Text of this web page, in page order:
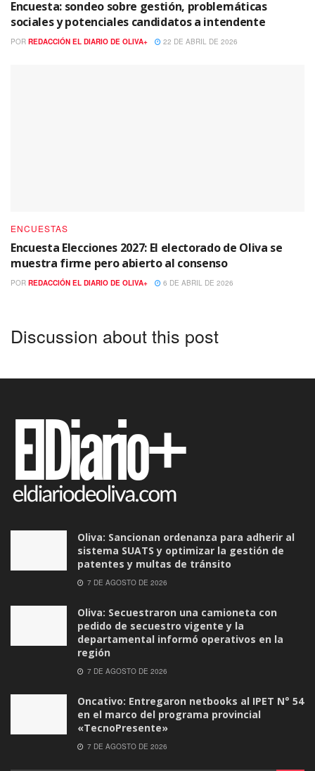
Encuesta: sondeo sobre gestión, problemáticas
sociales y potenciales candidatos a intendente
POR REDACCIÓN EL DIARIO DE OLIVA+ 22 DE ABRIL DE 2026
ENCUESTAS
Encuesta Elecciones 2027: El electorado de Oliva se
muestra firme pero abierto al consenso
POR REDACCIÓN EL DIARIO DE OLIVA+ 6 DE ABRIL DE 2026
Discussion about this post
Oliva: Sancionan ordenanza para adherir al
sistema SUATS y optimizar la gestión de
patentes y multas de tránsito
7 DE AGOSTO DE 2026
Oliva: Secuestraron una camioneta con
pedido de secuestro vigente y la
departamental informó operativos en la
región
7 DE AGOSTO DE 2026
Oncativo: Entregaron netbooks al IPET N° 54
en el marco del programa provincial
«TecnoPresente»
7 DE AGOSTO DE 2026